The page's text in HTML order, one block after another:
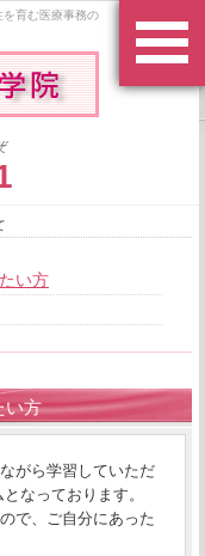
育む医療事務の
い方
い方
がら学習していただ
なっております。
で、ご自分にあった